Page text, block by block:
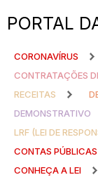
PORTAL
CORONAVÍRUS
CONTRATAÇÕES
RECEITAS
DEMONSTRATIVO
LRF (LEI DE
CONTAS PÚBLICAS
CONHEÇA A LEI